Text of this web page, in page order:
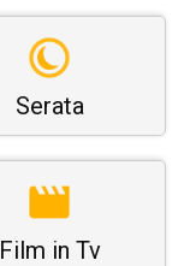
Serata
Film in Tv